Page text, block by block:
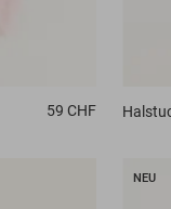
59 CHF
NEU